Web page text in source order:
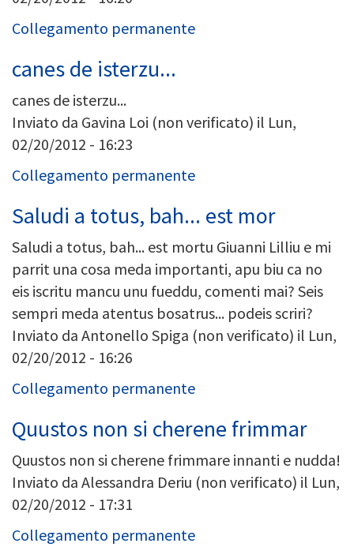
Collegamento permanente
canes de isterzu...
canes de isterzu...
Inviato da Gavina Loi (non verificato) il Lun,
02/20/2012 - 16:23
Collegamento permanente
Saludi a totus, bah... est mor
Saludi a totus, bah... est mortu Giuanni Lilliu e mi
parrit una cosa meda importanti, apu biu ca no
eis iscritu mancu unu fueddu, comenti mai? Seis
sempri meda atentus bosatrus... podeis scriri?
Inviato da Antonello Spiga (non verificato) il Lun,
02/20/2012 - 16:26
Collegamento permanente
Quustos non si cherene frimmar
Quustos non si cherene frimmare innanti e nudda!
Inviato da Alessandra Deriu (non verificato) il Lun,
02/20/2012 - 17:31
Collegamento permanente